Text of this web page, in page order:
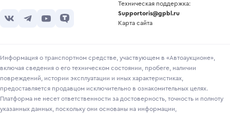
Техническая поддержка:
Supportoris@gpbl.ru
Карта сайта
Информация о транспортном средстве, участвующем в «Автоаукционе»,
включая сведения о его техническом состоянии, пробеге, наличии
повреждений, истории эксплуатации и иных характеристиках,
предоставляется продавцом исключительно в ознакомительных целях.
Платформа не несет ответственности за достоверность, точность и полноту
указанных данных, поскольку они основаны на информации,